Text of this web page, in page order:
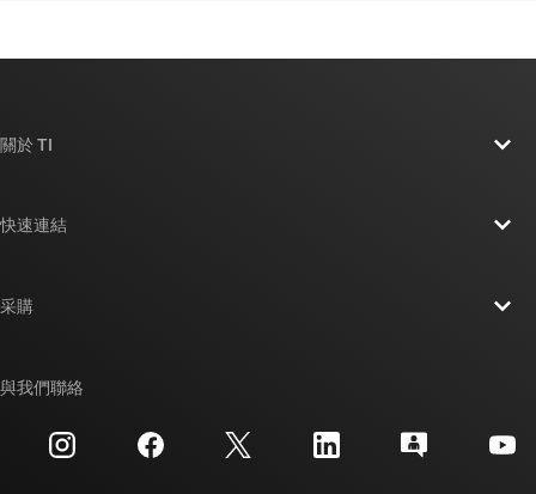
關於 TI
投資人關系
快速連結
交互參考搜索
客戶支援中心
采購
與我們聯絡